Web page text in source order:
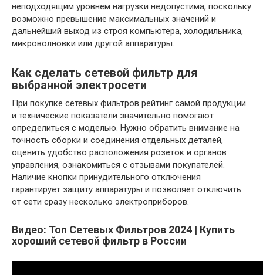
неподходящим уровнем нагрузки недопустима, поскольку
возможно превышение максимальных значений и
дальнейший выход из строя компьютера, холодильника,
микроволновки или другой аппаратуры.
Как сделать сетевой фильтр для
выбранной электросети
При покупке сетевых фильтров рейтинг самой продукции
и технические показатели значительно помогают
определиться с моделью. Нужно обратить внимание на
точность сборки и соединения отдельных деталей,
оценить удобство расположения розеток и органов
управления, ознакомиться с отзывами покупателей.
Наличие кнопки принудительного отключения
гарантирует защиту аппаратуры и позволяет отключить
от сети сразу несколько электроприборов.
Видео: Топ Сетевых Фильтров 2024 | Купить
хороший сетевой фильтр в России